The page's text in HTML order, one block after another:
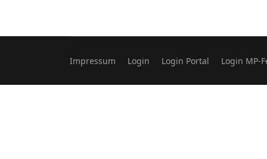
Impressum Login Login Portal Login MP-